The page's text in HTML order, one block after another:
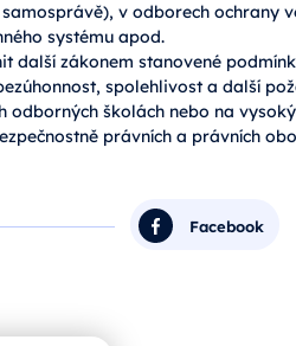
v odborech ochrany
systému apod.
další zákonem stanovené
spolehlivost a další
školách nebo na
právních a právních
Facebook